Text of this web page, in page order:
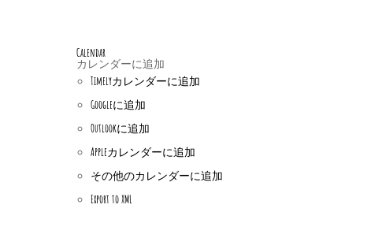
Calendar
カレンダーに追加
Timelyカレンダーに追加
Googleに追加
Outlookに追加
Appleカレンダーに追加
その他のカレンダーに追加
Export to XML